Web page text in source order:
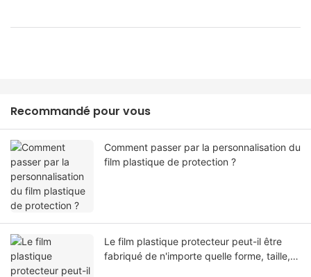
Recommandé pour vous
Comment passer par la personnalisation du
film plastique de protection ?
Le film plastique protecteur peut-il être
fabriqué de n'importe quelle forme, taille,